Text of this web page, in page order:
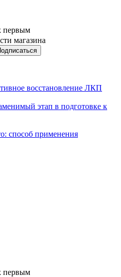
первым
магазина
восстановление ЛКП
этап в подготовке к
способ применения
первым